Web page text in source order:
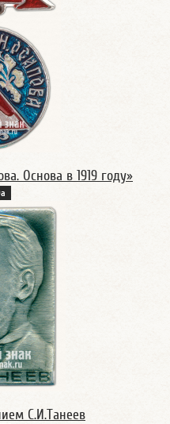
Основа в 1919 году»
С.И.Танеев